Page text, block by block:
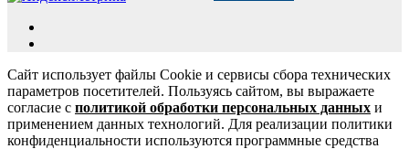
Сайт использует файлы Cookie и сервисы сбора технических
параметров посетителей. Пользуясь сайтом, вы выражаете
согласие с политикой обработки персональных данных и
применением данных технологий. Для реализации политики
конфиденциальности используются программные средства